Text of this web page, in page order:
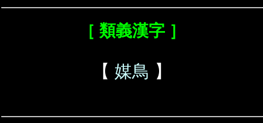
［ 類義漢字 ］
【 媒鳥 】